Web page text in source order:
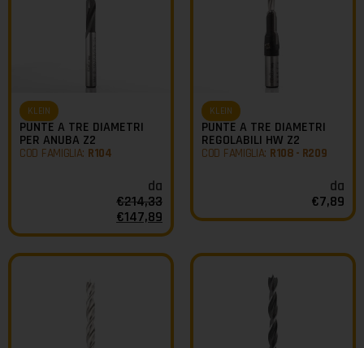
KLEIN
PUNTE A TRE DIAMETRI
PER ANUBA Z2
COD FAMIGLIA: R104
da
€214,33
€147,89
KLEIN
PUNTE A TRE DIAMETRI
REGOLABILI HW Z2
COD FAMIGLIA: R108 - R209
da
€7,89